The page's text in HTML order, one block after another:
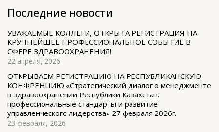
Последние новости
УВАЖАЕМЫЕ КОЛЛЕГИ, ОТКРЫТА РЕГИСТРАЦИЯ НА
КРУПНЕЙШЕЕ ПРОФЕССИОНАЛЬНОЕ СОБЫТИЕ В
СФЕРЕ ЗДРАВООХРАНЕНИЯ!
22 апреля, 2026
ОТКРЫВАЕМ РЕГИСТРАЦИЮ НА РЕСПУБЛИКАНСКУЮ
КОНФРЕНЦИЮ «Стратегический диалог о менеджменте
в здравоохранении Республики Казахстан:
профессиональные стандарты и развитие
управленческого лидерства» 27 февраля 2026г.
23 февраля, 2026